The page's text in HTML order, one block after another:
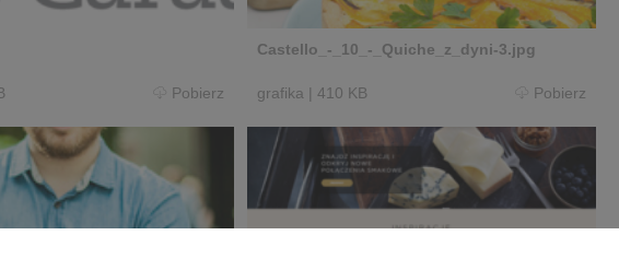
Pobierz
Castello_-_10_-_Quiche_z_dyni-3.jpg
grafika | 410 KB Pobierz